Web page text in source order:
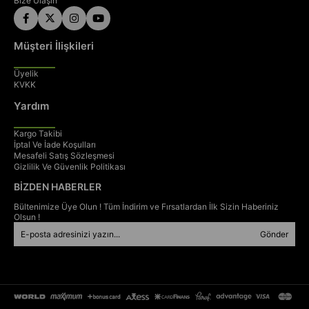
⚙️
Teknik Özellikler
Kadro:6061 Alüminyum, 290 mm, 1.1/8”
Maşa:Rijit çelik maşa, 1.1/8”
Vites Kolu:Shimano SL-RV200, 7 vites
Arka Aktarıcı:Shimano Tourney TY200
Krank:Prowheel 52T, 170 mm
Fren Kolu: Promax BL-42G
Müşteri İlişkileri
Üyelik
KVKK
Yardım
Kargo Takibi
İptal Ve İade Koşulları
Mesafeli Satış Sözleşmesi
Gizlilik Ve Güvenlik Politikası
BİZDEN HABERLER
Bültenimize Üye Olun ! Tüm İndirim ve Fırsatlardan İlk Sizin Haberiniz
Olsun !
Gönder